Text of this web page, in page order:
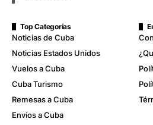
Top Categorías
Noticias de Cuba
Noticias Estados Unidos
Vuelos a Cuba
Cuba Turismo
Remesas a Cuba
Envíos a Cuba